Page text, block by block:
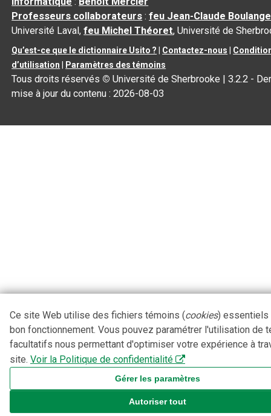
Professeurs collaborateurs :feu Jean-Claude
Université Laval,feu Michel Théoret, Université de
Qu’est-ce que le dictionnaire Usito ? Contactez-nous
d’utilisation
Paramètres des témoins
Tous droits réservés © Université de Sherbrooke |3.2.2 -
mise à jour du contenu :2026-08-03
Ce site Web utilise des fichiers témoins (cookies) essentiels
bon fonctionnement. Vous pouvez paramétrer l'utilisation de
facultatifs nous permettant d'optimiser votre expérience à
site. Voir la Politique de confidentialité
Gérer les paramètres
Autoriser tout